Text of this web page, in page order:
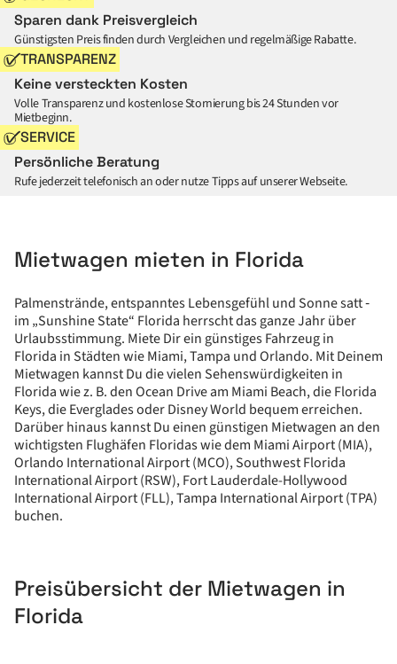
Sparen dank Preisvergleich
Günstigsten Preis finden durch Vergleichen und regelmäßige Rabatte.
TRANSPARENZ
Keine versteckten Kosten
Volle Transparenz und kostenlose Stornierung bis 24 Stunden vor
Mietbeginn.
SERVICE
Persönliche Beratung
Rufe jederzeit telefonisch an oder nutze Tipps auf unserer Webseite.
Mietwagen mieten in Florida
Palmenstrände, entspanntes Lebensgefühl und Sonne satt ‑
im „Sunshine State“ Florida herrscht das ganze Jahr über
Urlaubsstimmung. Miete Dir ein günstiges Fahrzeug in
Florida in Städten wie Miami, Tampa und Orlando. Mit Deinem
Mietwagen kannst Du die vielen Sehenswürdigkeiten in
Florida wie z. B. den Ocean Drive am Miami Beach, die Florida
Keys, die Everglades oder Disney World bequem erreichen.
Darüber hinaus kannst Du einen günstigen Mietwagen an den
wichtigsten Flughäfen Floridas wie dem Miami Airport (MIA),
Orlando International Airport (MCO), Southwest Florida
International Airport (RSW), Fort Lauderdale-Hollywood
International Airport (FLL), Tampa International Airport (TPA)
buchen.
Preisübersicht der Mietwagen in
Florida